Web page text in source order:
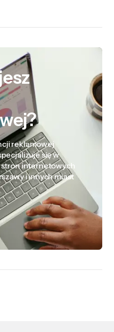
reklamowej
się w
internetowych
i innych miast